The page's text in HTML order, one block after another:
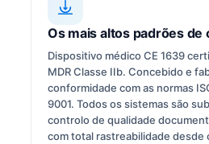
Os mais altos padrões de
Dispositivo médico CE 1639
MDR Classe IIb. Concebido e
conformidade com as normas
9001. Todos os sistemas são
controlo de qualidade
com total rastreabilidade desde